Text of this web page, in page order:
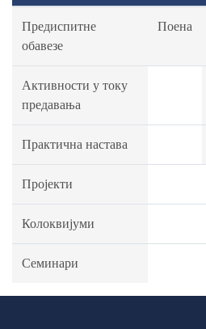
Предиспитне
обавезе
Поена
Активности у току
предавања
Практична настава
Пројекти
Колоквијуми
Семинари